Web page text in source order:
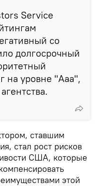
Service
со
долгосрочный
на уровне "Aaa",
ставшим
стал рост рисков
США, которые
этой